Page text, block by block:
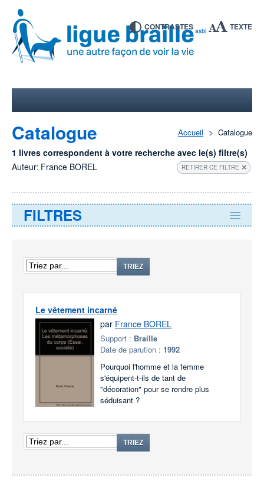
CONTRASTES TEXTE
Accueil Catalogue
Catalogue
1 livres correspondent à votre recherche avec le(s) filtre(s)
Auteur: France BOREL RETIRER CE FILTRE
FILTRES
TRIEZ
Le vêtement incarné
par France BOREL
Support : Braille
Date de parution : 1992
Pourquoi l'homme et la femme
s'équipent-t-ils de tant de
"décoration" pour se rendre plus
séduisant ?
TRIEZ